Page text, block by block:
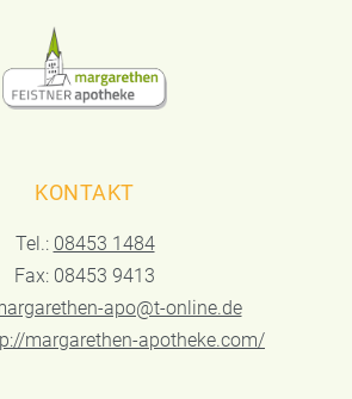
KONTAKT
Tel.: 08453 1484
Fax: 08453 9413
apo@t-online.de
margarethen-apotheke.com/